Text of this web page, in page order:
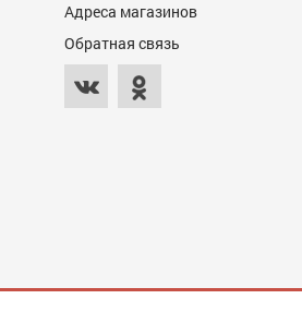
Адреса магазинов
Обратная связь